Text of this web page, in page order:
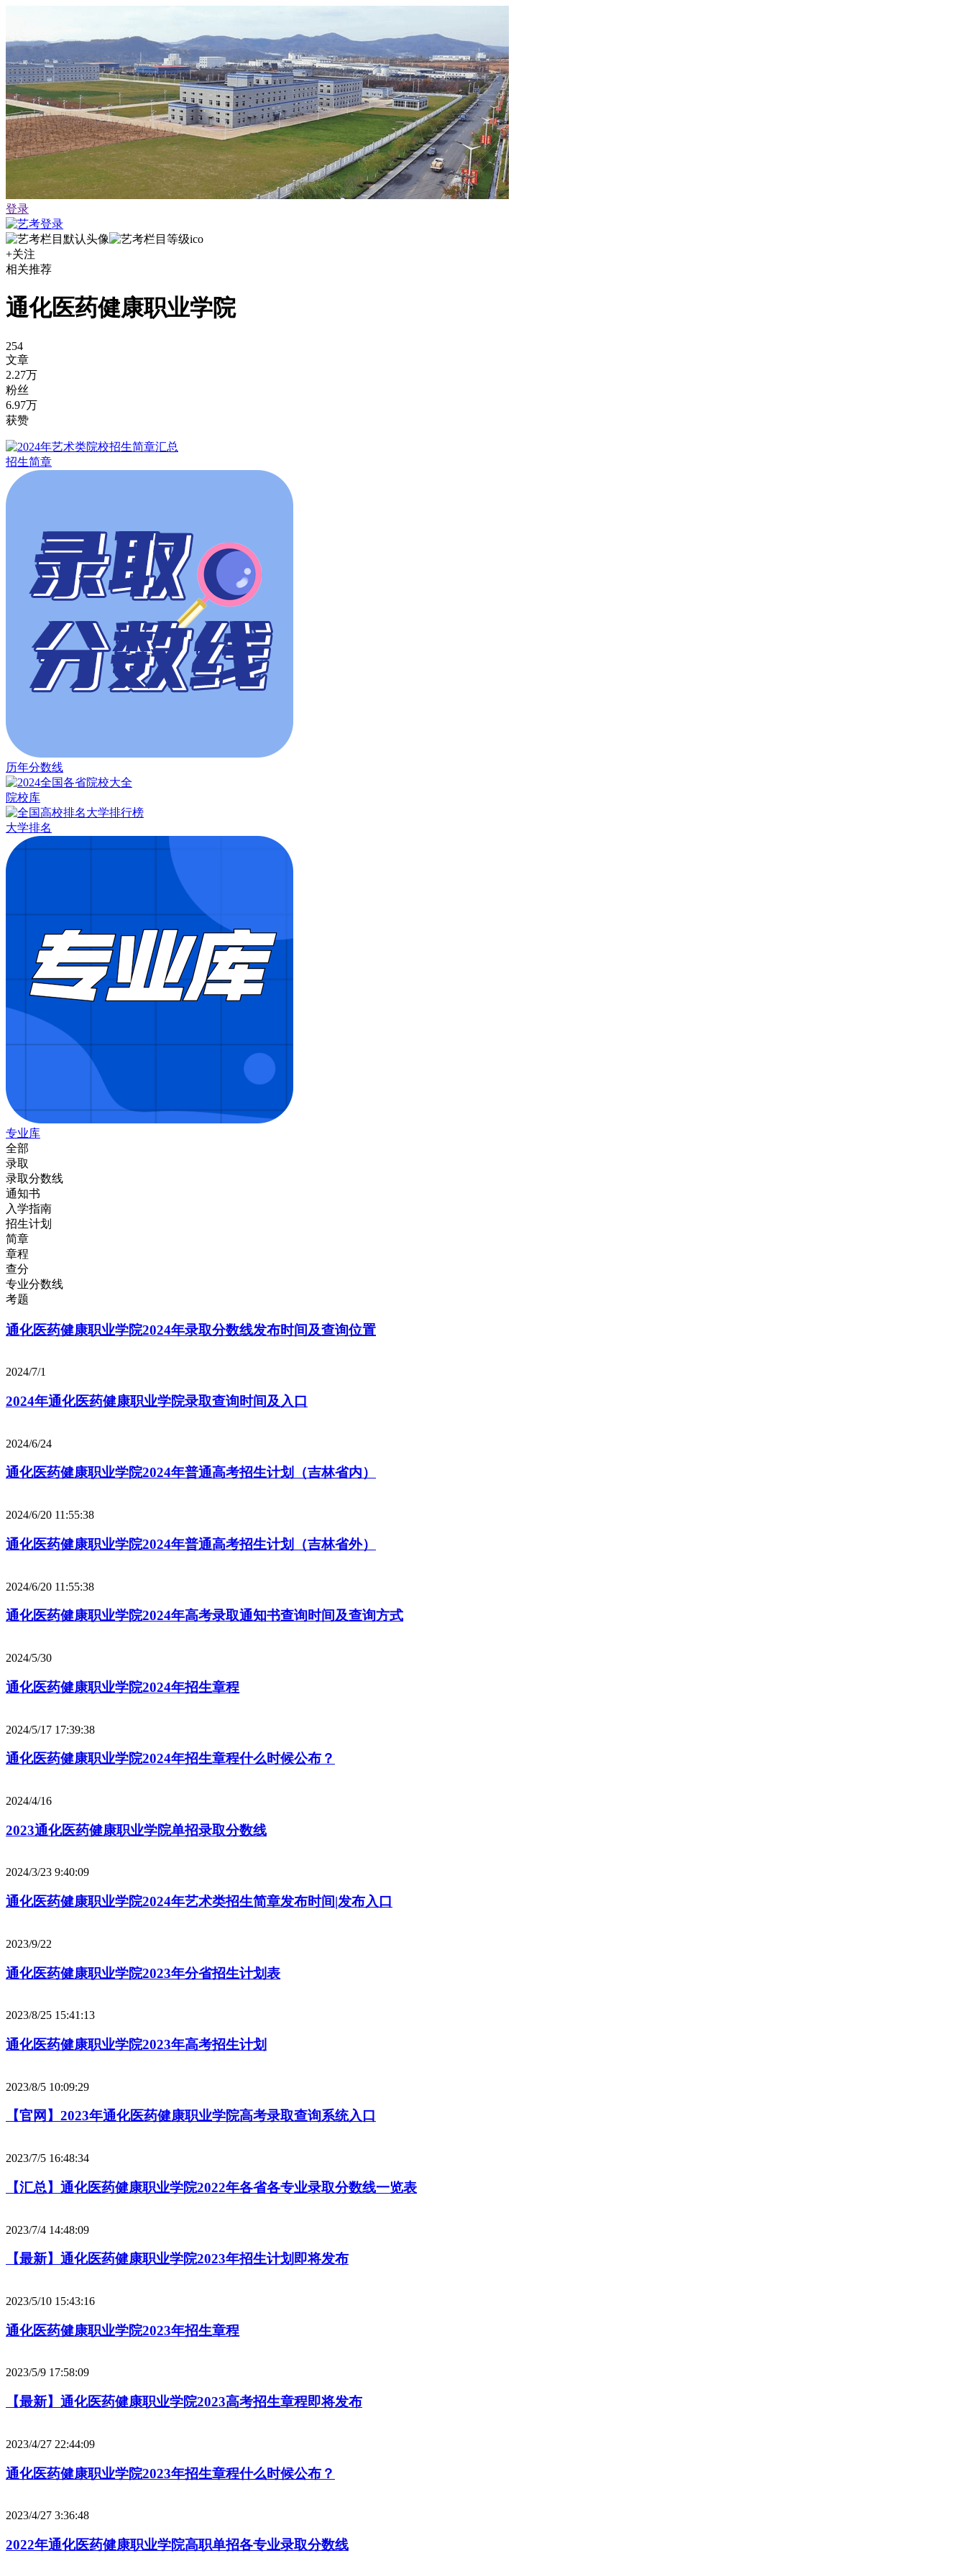
登录
+关注
相关推荐
通化医药健康职业学院
254
文章
2.27万
粉丝
6.97万
获赞
招生简章
历年分数线
院校库
大学排名
专业库
全部
录取
录取分数线
通知书
入学指南
招生计划
简章
章程
查分
专业分数线
考题
通化医药健康职业学院2024年录取分数线发布时间及查询位置
2024/7/1
2024年通化医药健康职业学院录取查询时间及入口
2024/6/24
通化医药健康职业学院2024年普通高考招生计划（吉林省内）
2024/6/20 11:55:38
通化医药健康职业学院2024年普通高考招生计划（吉林省外）
2024/6/20 11:55:38
通化医药健康职业学院2024年高考录取通知书查询时间及查询方式
2024/5/30
通化医药健康职业学院2024年招生章程
2024/5/17 17:39:38
通化医药健康职业学院2024年招生章程什么时候公布？
2024/4/16
2023通化医药健康职业学院单招录取分数线
2024/3/23 9:40:09
通化医药健康职业学院2024年艺术类招生简章发布时间|发布入口
2023/9/22
通化医药健康职业学院2023年分省招生计划表
2023/8/25 15:41:13
通化医药健康职业学院2023年高考招生计划
2023/8/5 10:09:29
【官网】2023年通化医药健康职业学院高考录取查询系统入口
2023/7/5 16:48:34
【汇总】通化医药健康职业学院2022年各省各专业录取分数线一览表
2023/7/4 14:48:09
【最新】通化医药健康职业学院2023年招生计划即将发布
2023/5/10 15:43:16
通化医药健康职业学院2023年招生章程
2023/5/9 17:58:09
【最新】通化医药健康职业学院2023高考招生章程即将发布
2023/4/27 22:44:09
通化医药健康职业学院2023年招生章程什么时候公布？
2023/4/27 3:36:48
2022年通化医药健康职业学院高职单招各专业录取分数线